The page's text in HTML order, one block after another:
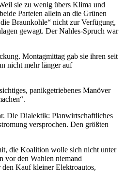
sie zu wenig übers Klima und
Parteien allein an die Grünen
Braunkohle“ nicht zur Verfügung,
gewagt. Der Nahles-Spruch war
Montagmittag gab sie ihren seit
nicht mehr länger auf
panikgetriebenes Manöver
Die Dialektik: Planwirtschaftliches
versprochen. Den größten
die Koalition wolle sich nicht unter
vor den Wahlen niemand
den Kauf kleiner Elektroautos,